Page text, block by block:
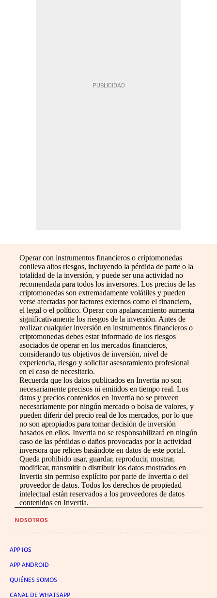
Operar con instrumentos financieros o criptomonedas
conlleva altos riesgos, incluyendo la pérdida de parte o la
totalidad de la inversión, y puede ser una actividad no
recomendada para todos los inversores. Los precios de las
criptomonedas son extremadamente volátiles y pueden
verse afectadas por factores externos como el financiero,
el legal o el político. Operar con apalancamiento aumenta
significativamente los riesgos de la inversión. Antes de
realizar cualquier inversión en instrumentos financieros o
criptomonedas debes estar informado de los riesgos
asociados de operar en los mercados financieros,
considerando tus objetivos de inversión, nivel de
experiencia, riesgo y solicitar asesoramiento profesional
en el caso de necesitarlo.
Recuerda que los datos publicados en Invertia no son
necesariamente precisos ni emitidos en tiempo real. Los
datos y precios contenidos en Invertia no se proveen
necesariamente por ningún mercado o bolsa de valores, y
pueden diferir del precio real de los mercados, por lo que
no son apropiados para tomar decisión de inversión
basados en ellos. Invertia no se responsabilizará en ningún
caso de las pérdidas o daños provocadas por la actividad
inversora que relices basándote en datos de este portal.
Queda prohibido usar, guardar, reproducir, mostrar,
modificar, transmitir o distribuir los datos mostrados en
Invertia sin permiso explícito por parte de Invertia o del
proveedor de datos. Todos los derechos de propiedad
intelectual están reservados a los proveedores de datos
contenidos en Invertia.
NOSOTROS
APP IOS
APP ANDROID
QUIÉNES SOMOS
CANAL DE WHATSAPP